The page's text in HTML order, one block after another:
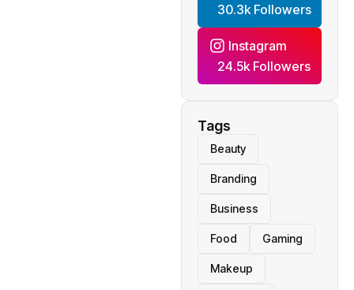
30.3k Followers
Instagram
24.5k Followers
Tags
Beauty
Branding
Business
Food Gaming
Makeup